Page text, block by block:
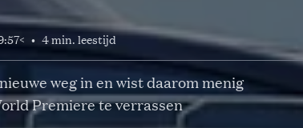
< • 4 min. leestijd
weg in en wist daarom menig
Premiere te verrassen